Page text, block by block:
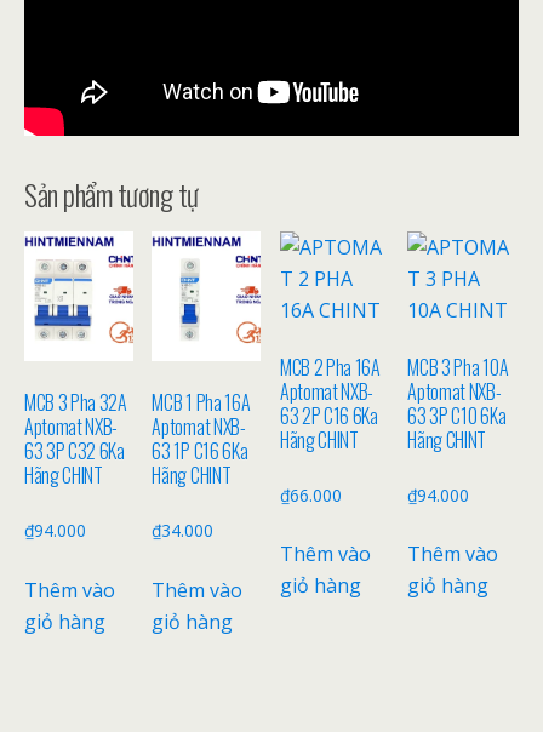
Sản phẩm tương tự
MCB 3 Pha 32A
Aptomat NXB-
63 3P C32 6Ka
Hãng CHINT
₫94.000
Thêm vào
giỏ hàng
MCB 1 Pha 16A
Aptomat NXB-
63 1P C16 6Ka
Hãng CHINT
₫34.000
Thêm vào
giỏ hàng
MCB 2 Pha 16A
Aptomat NXB-
63 2P C16 6Ka
Hãng CHINT
₫66.000
Thêm vào
giỏ hàng
MCB 3 Pha 10A
Aptomat NXB-
63 3P C10 6Ka
Hãng CHINT
₫94.000
Thêm vào
giỏ hàng